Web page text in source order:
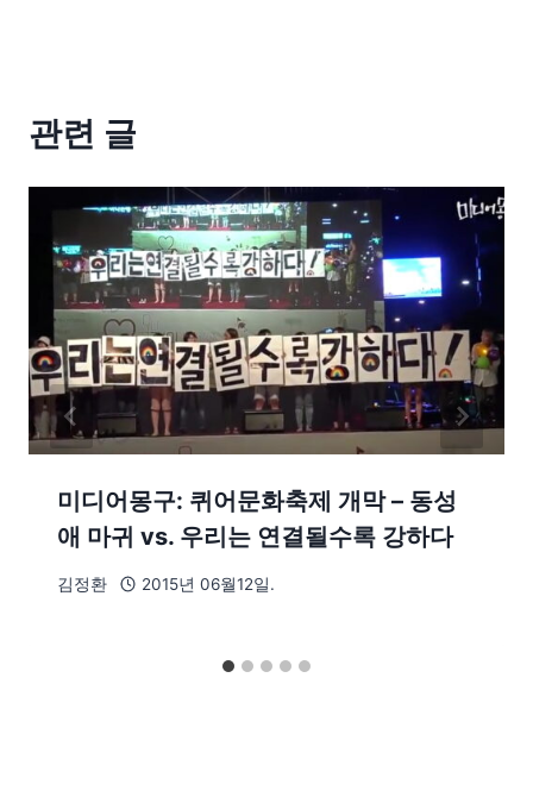
관련 글
미디어몽구: 퀴어문화축제 개막 – 동성
애 마귀 vs. 우리는 연결될수록 강하다
김정환 2015년 06월12일.